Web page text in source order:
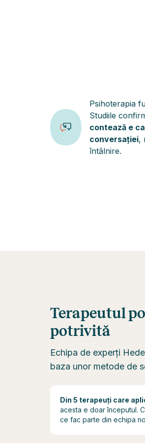
Psihoterapia
Studiile
contează e
conversației,
întâlnire.
Terapeutul
potrivită
Echipa de experți
baza unor metode de
Din 5 terapeuți care
acesta e doar începutul.
ce fac parte din echipa